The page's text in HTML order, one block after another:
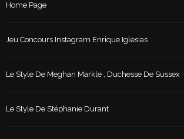
Home Page
Jeu Concours Instagram Enrique Iglesias
Le Style De Meghan Markle , Duchesse De Sussex
Le Style De Stéphanie Durant